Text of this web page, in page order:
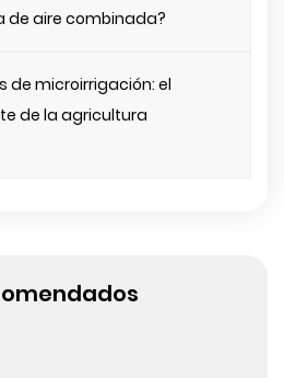
de aire combinada?
de microirrigación: el
de la agricultura